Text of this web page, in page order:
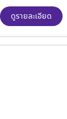
ดูรายละเอียด